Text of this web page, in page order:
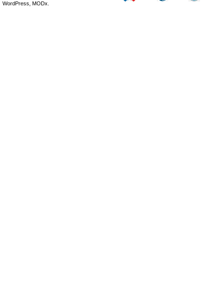
WordPress, MODx.